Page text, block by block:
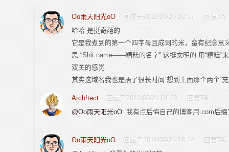
Oo雨天阳光oO 回应于2012/09/20 20:37
回复TA
哈哈 是挺奇葩的
它是我煮到的第一个四字母且成词的米，蛮有纪念意
思 “Shit.name——糟糕的名字” 这挺文明的 用“糟糕”
双关的感觉
其实这域名我也是捂了很长时间 想到上面那个两个“
Arch!tect 回应于2012/09/21 01:23
回复TA
@Oo雨天阳光oO: 我有点后悔自己的博客用.com后
Oo雨天阳光oO 回应于2012/09/21 18:24
回复TA